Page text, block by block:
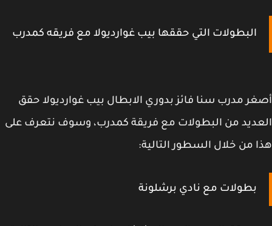
البطولات التي حققها بيب غوارديولا مع فريقه كمدرب
مدرب سنا فائز بدوري الابطال بيب غوارديولا حقق
من البطولات مع فريقة كمدرب، وسوف نتعرف على
من خلال السطور التالية:
بطولات مع نادي برشلونة